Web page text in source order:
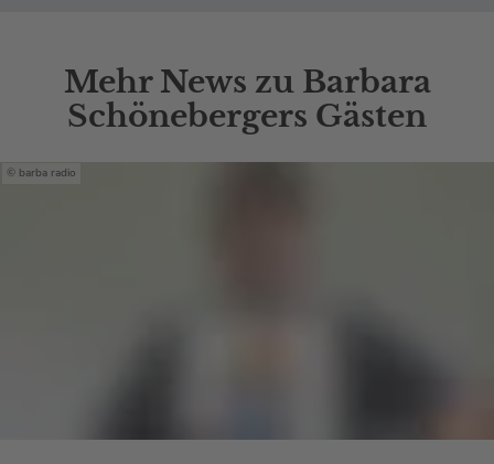
Mehr News zu Barbara
Schönebergers Gästen
barba radio